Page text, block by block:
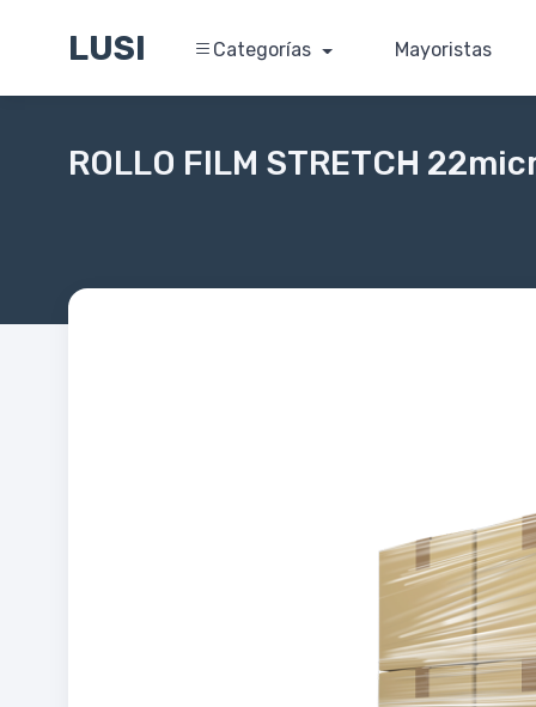
LUSI Categorías Mayoristas
ROLLO FILM STRETCH